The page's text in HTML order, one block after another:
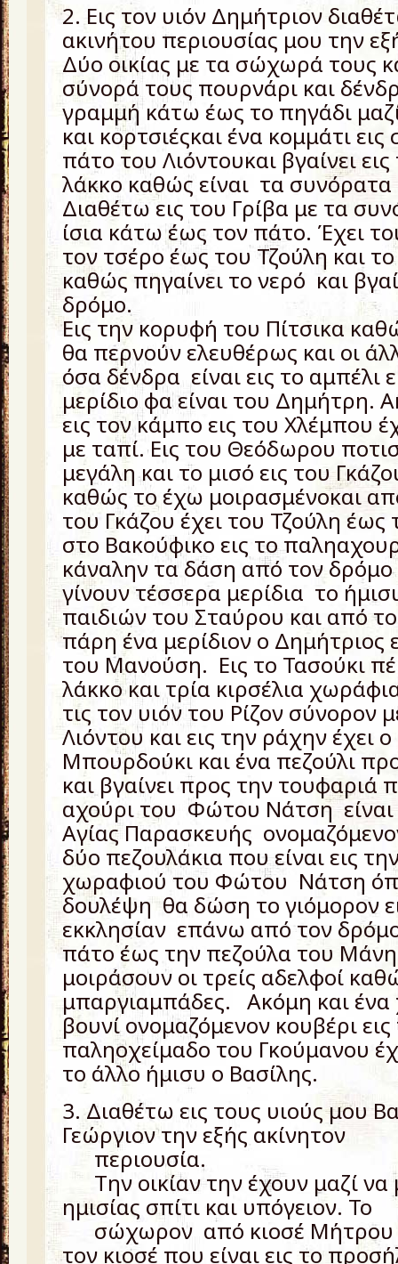
2. Εις τον υιόν Δημήτριον
ακινήτου περιουσίας μου την
Δύο οικίας με τα σώχωρά τους
σύνορά τους πουρνάρι και
γραμμή κάτω έως το πηγάδι
και κορτσιέςκαι ένα κομμάτι
πάτο του Λιόντουκαι βγαίνει
λάκκο καθώς είναι τα
Διαθέτω εις του Γρίβα με τα
ίσια κάτω έως τον πάτο. Έχει
τον τσέρο έως του Τζούλη και
καθώς πηγαίνει το νερό και
δρόμο.
Εις την κορυφή του Πίτσικα
θα περνούν ελευθέρως και οι
όσα δένδρα είναι εις το αμπέλι
μερίδιο φα είναι του Δημήτρη.
εις τον κάμπο εις του Χλέμπου
με ταπί. Εις του Θεόδωρου
μεγάλη και το μισό εις του
καθώς το έχω μοιρασμένοκαι
του Γκάζου έχει του Τζούλη
στο Βακούφικο εις το
κάναλην τα δάση από τον
γίνουν τέσσερα μερίδια το
παιδιών του Σταύρου και από
πάρη ένα μερίδιον ο Δημήτριος
του Μανούση. Εις το Τασούκι
λάκκο και τρία κιρσέλια
τις τον υιόν του Ρίζον σύνορον
Λιόντου και εις την ράχην έχει
Μπουρδούκι και ένα πεζούλι
και βγαίνει προς την τουφαριά
αχούρι του Φώτου Νάτση
Αγίας Παρασκευής
δύο πεζουλάκια που είναι εις
χωραφιού του Φώτου Νάτση
δουλέψη θα δώση το γιόμορον
εκκλησίαν επάνω από τον
πάτο έως την πεζούλα του
μοιράσουν οι τρείς αδελφοί
μπαργιαμπάδες. Ακόμη και ένα
βουνί ονομαζόμενον κουβέρι εις
παληοχείμαδο του Γκούμανου
το άλλο ήμισυ ο Βασίλης.
3. Διαθέτω εις τους υιούς μου
Γεώργιον την εξής ακίνητον
περιουσία.
Την οικίαν την έχουν μαζί να
ημισίας σπίτι και υπόγειον. Το
σώχωρον από κιοσέ Μήτρου
τον κιοσέ που είναι εις το